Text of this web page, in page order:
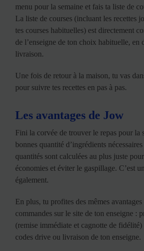
menu pour la semaine et fais ta liste de
La liste de courses (incluant les recettes
tes courses habituelles) est directement
de l’enseigne de ton choix habituelle, en
livraison.
Une fois de retour à la maison, tu vas
pour suivre tes recettes en pas à pas.
Les avantages de Jow
Fini la corvée de trouver le repas pour la
bonnes quantité d’ingrédients
quantités sont calculées au plus juste
économies et éviter le gaspillage. C’est
également.
En plus, tu profites des mêmes avantages
commandes sur le site de ton enseigne :
(remise immédiate et cagnotte de
codes drive ou livraison de ton enseigne.